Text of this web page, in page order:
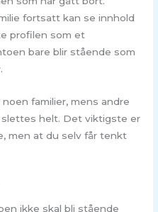
fortsatt kan se innhold
profilen som et
bare blir stående som
familier, mens andre
helt. Det viktigste er
men at du selv får tenkt
ikke skal bli stående